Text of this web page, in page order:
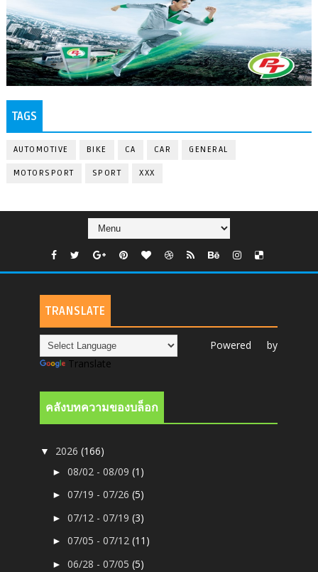
TAGS
AUTOMOTIVE BIKE CA CAR GENERAL
MOTORSPORT SPORT XXX
TRANSLATE
Powered by
Translate
คลังบทความของบล็อก
▼ 2026(166)
►08/02 - 08/09(1)
►07/19 - 07/26(5)
►07/12 - 07/19(3)
►07/05 - 07/12(11)
►06/28 - 07/05(5)